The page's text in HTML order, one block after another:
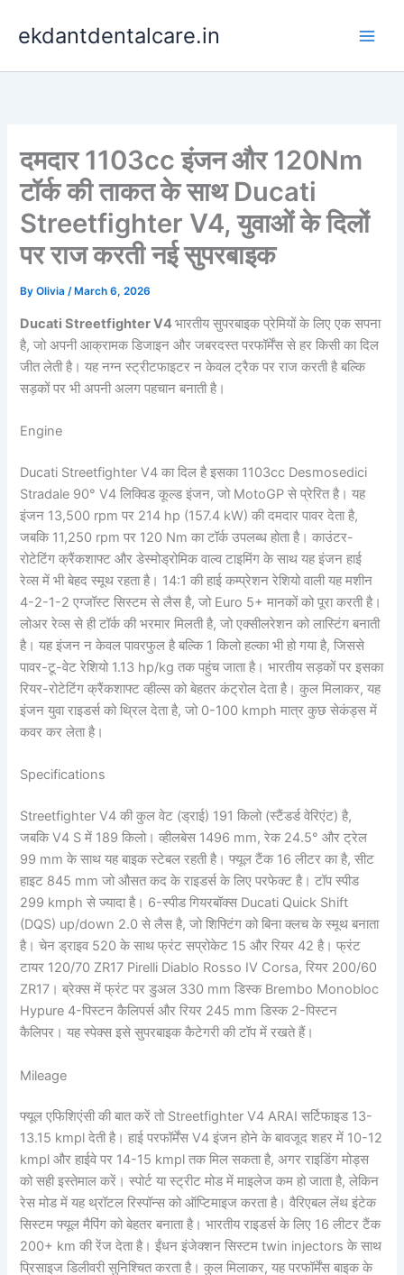
ekdantdentalcare.in
दमदार 1103cc इंजन और 120Nm
टॉर्क की ताकत के साथ Ducati
Streetfighter V4, युवाओं के दिलों
पर राज करती नई सुपरबाइक
ByOlivia/ March 6, 2026
Ducati Streetfighter V4भारतीय सुपरबाइक प्रेमियों के लिए एक सपना
है, जो अपनी आक्रामक डिजाइन और जबरदस्त परफॉर्मेंस से हर किसी का दिल
जीत लेती है। यह नग्न स्ट्रीटफाइटर न केवल ट्रैक पर राज करती है बल्कि
सड़कों पर भी अपनी अलग पहचान बनाती है।
Engine
Ducati Streetfighter V4 का दिल है इसका 1103cc Desmosedici
Stradale 90° V4 लिक्विड कूल्ड इंजन, जो MotoGP से प्रेरित है। यह
इंजन 13,500 rpm पर 214 hp (157.4 kW) की दमदार पावर देता है,
जबकि 11,250 rpm पर 120 Nm का टॉर्क उपलब्ध होता है। काउंटर-
रोटेटिंग क्रैंकशाफ्ट और डेस्मोड्रोमिक वाल्व टाइमिंग के साथ यह इंजन हाई
रेव्स में भी बेहद स्मूथ रहता है। 14:1 की हाई कम्प्रेशन रेशियो वाली यह मशीन
4-2-1-2 एग्जॉस्ट सिस्टम से लैस है, जो Euro 5+ मानकों को पूरा करती है।
लोअर रेव्स से ही टॉर्क की भरमार मिलती है, जो एक्सीलरेशन को लास्टिंग बनाती
है। यह इंजन न केवल पावरफुल है बल्कि 1 किलो हल्का भी हो गया है, जिससे
पावर-टू-वेट रेशियो 1.13 hp/kg तक पहुंच जाता है। भारतीय सड़कों पर इसका
रियर-रोटेटिंग क्रैंकशाफ्ट व्हील्स को बेहतर कंट्रोल देता है। कुल मिलाकर, यह
इंजन युवा राइडर्स को थ्रिल देता है, जो 0-100 kmph मात्र कुछ सेकंड्स में
कवर कर लेता है।
Specifications
Streetfighter V4 की कुल वेट (ड्राई) 191 किलो (स्टैंडर्ड वेरिएंट) है,
जबकि V4 S में 189 किलो। व्हीलबेस 1496 mm, रेक 24.5° और ट्रेल
99 mm के साथ यह बाइक स्टेबल रहती है। फ्यूल टैंक 16 लीटर का है, सीट
हाइट 845 mm जो औसत कद के राइडर्स के लिए परफेक्ट है। टॉप स्पीड
299 kmph से ज्यादा है। 6-स्पीड गियरबॉक्स Ducati Quick Shift
(DQS) up/down 2.0 से लैस है, जो शिफ्टिंग को बिना क्लच के स्मूथ बनाता
है। चेन ड्राइव 520 के साथ फ्रंट सप्रोकेट 15 और रियर 42 है। फ्रंट
टायर 120/70 ZR17 Pirelli Diablo Rosso IV Corsa, रियर 200/60
ZR17। ब्रेक्स में फ्रंट पर डुअल 330 mm डिस्क Brembo Monobloc
Hypure 4-पिस्टन कैलिपर्स और रियर 245 mm डिस्क 2-पिस्टन
कैलिपर। यह स्पेक्स इसे सुपरबाइक कैटेगरी की टॉप में रखते हैं।
Mileage
फ्यूल एफिशिएंसी की बात करें तो Streetfighter V4 ARAI सर्टिफाइड 13-
13.15 kmpl देती है। हाई परफॉर्मेंस V4 इंजन होने के बावजूद शहर में 10-12
kmpl और हाईवे पर 14-15 kmpl तक मिल सकता है, अगर राइडिंग मोड्स
को सही इस्तेमाल करें। स्पोर्ट या स्ट्रीट मोड में माइलेज कम हो जाता है, लेकिन
रेस मोड में यह थ्रॉटल रिस्पॉन्स को ऑप्टिमाइज करता है। वैरिएबल लेंथ इंटेक
सिस्टम फ्यूल मैपिंग को बेहतर बनाता है। भारतीय राइडर्स के लिए 16 लीटर टैंक
200+ km की रेंज देता है। ईंधन इंजेक्शन सिस्टम twin injectors के साथ
प्रिसाइज डिलीवरी सुनिश्चित करता है। कुल मिलाकर, यह परफॉर्मेंस बाइक के